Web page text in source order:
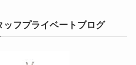
フプライベートブログ